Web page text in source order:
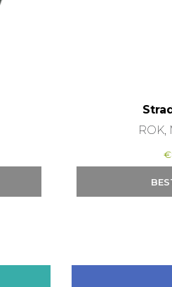
ROK,
€